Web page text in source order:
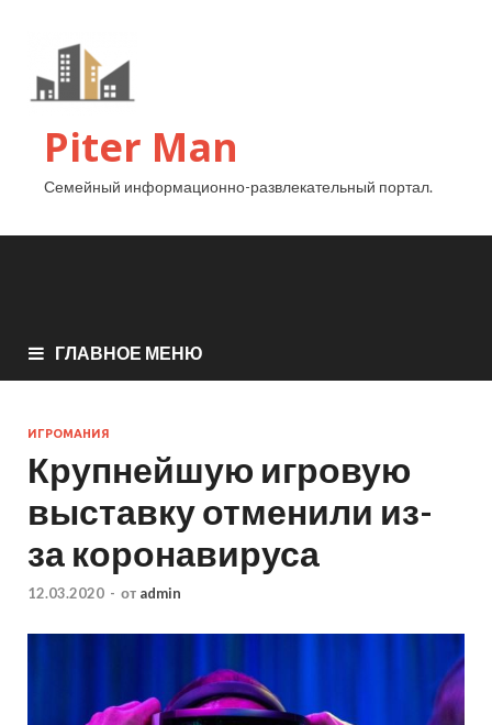
Piter Man
Семейный информационно-развлекательный портал.
ГЛАВНОЕ МЕНЮ
ИГРОМАНИЯ
Крупнейшую игровую
выставку отменили из-
за коронавируса
12.03.2020 - от admin